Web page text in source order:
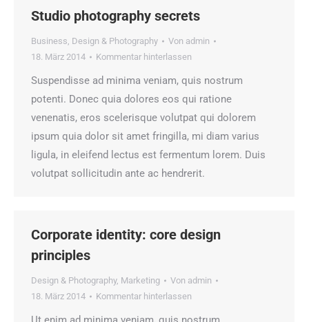
Studio photography secrets
Business, Design & Photography Von admin
18. März 2014
Kommentar hinterlassen
Suspendisse ad minima veniam, quis nostrum
potenti. Donec quia dolores eos qui ratione
venenatis, eros scelerisque volutpat qui dolorem
ipsum quia dolor sit amet fringilla, mi diam varius
ligula, in eleifend lectus est fermentum lorem. Duis
volutpat sollicitudin ante ac hendrerit.
Corporate identity: core design
principles
Design & Photography, Marketing Von admin
18. März 2014
Kommentar hinterlassen